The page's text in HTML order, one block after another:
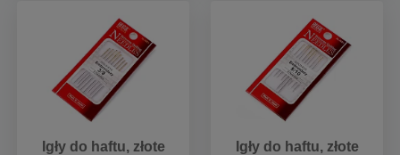
Igły do haftu, złote
Igły do haftu, złote